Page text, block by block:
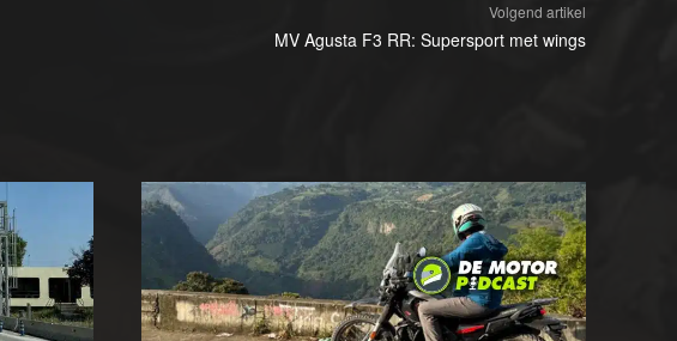
Volgend artikel
MV Agusta F3 RR: Supersport met wings